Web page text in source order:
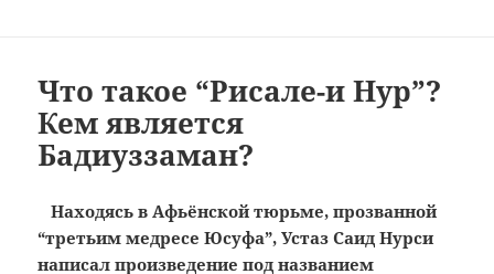
Что такое “Рисале-и Нур”?
Кем является
Бадиуззаман?
Находясь в Афьёнской тюрьме, прозванной
“третьим медресе Юсуфа”, Устаз Саид Нурси
написал произведение под названием